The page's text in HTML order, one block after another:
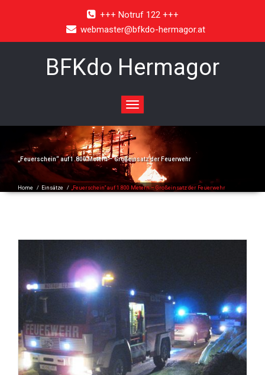
+++ Notruf 122 +++
webmaster@bfkdo-hermagor.at
BFKdo Hermagor
Toggle
navigation
„Feuerschein“ auf 1.800 Metern – Großeinsatz der Feuerwehr
Home / Einsätze / „Feuerschein“ auf 1.800 Metern – Großeinsatz der Feuerwehr